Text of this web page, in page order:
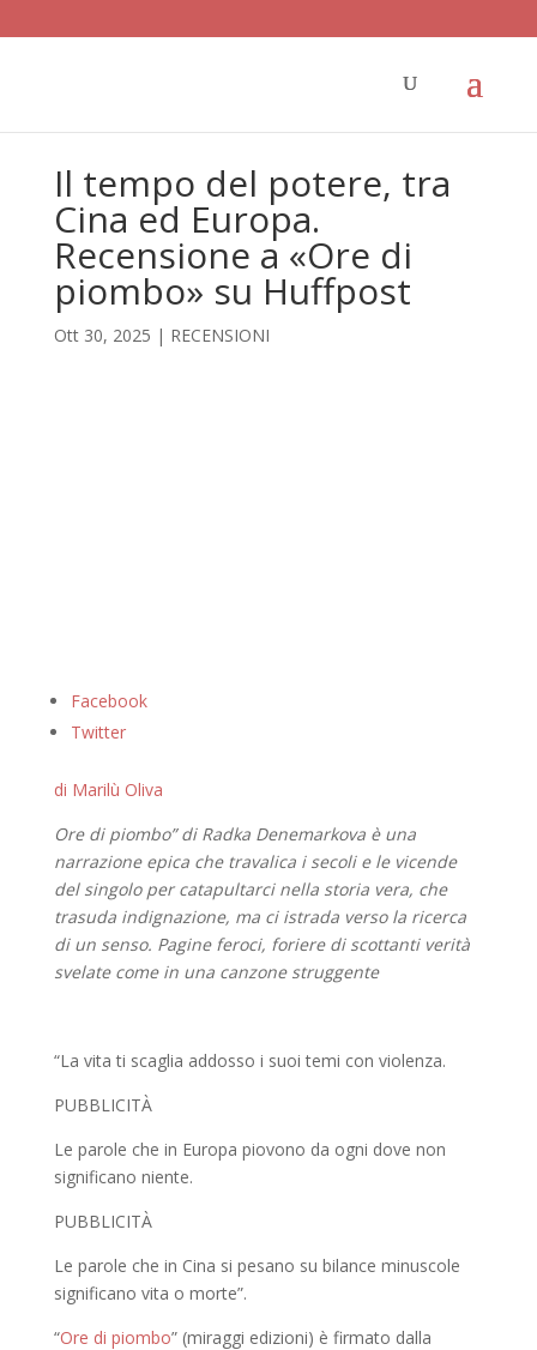
Il tempo del potere, tra
Cina ed Europa.
Recensione a «Ore di
piombo» su Huffpost
Ott 30, 2025 | RECENSIONI
Facebook
Twitter
di Marilù Oliva
Ore di piombo” di Radka Denemarkova è una
narrazione epica che travalica i secoli e le vicende
del singolo per catapultarci nella storia vera, che
trasuda indignazione, ma ci istrada verso la ricerca
di un senso. Pagine feroci, foriere di scottanti verità
svelate come in una canzone struggente
“La vita ti scaglia addosso i suoi temi con violenza.
PUBBLICITÀ
Le parole che in Europa piovono da ogni dove non
significano niente.
PUBBLICITÀ
Le parole che in Cina si pesano su bilance minuscole
significano vita o morte”.
“Ore di piombo” (miraggi edizioni) è firmato dalla